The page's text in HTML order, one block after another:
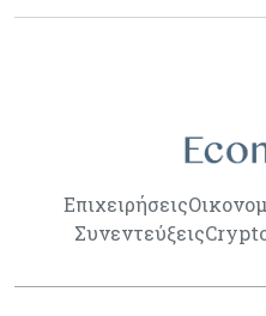
Επιχειρήσεις
Συνεντεύξεις